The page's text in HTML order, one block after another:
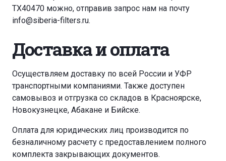
TX40470 можно, отправив запрос нам на почту
info@siberia-filters.ru.
Доставка и оплата
Осуществляем доставку по всей России и УФР
транспортными компаниями. Также доступен
самовывоз и отгрузка со складов в Красноярске,
Новокузнецке, Абакане и Бийске.
Оплата для юридических лиц производится по
безналичному расчету с предоставлением полного
комплекта закрывающих документов.